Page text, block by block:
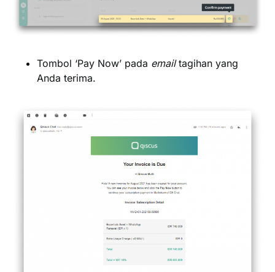
Tombol ‘Pay Now’ pada emailtagihan yang
Anda terima.